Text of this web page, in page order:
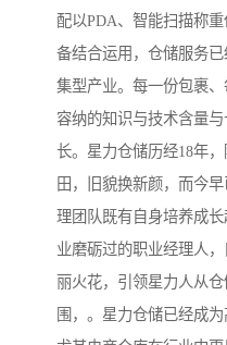
配以PDA、智能扫描称
备结合运用，仓储服务
集型产业。每一份包裹
容纳的知识与技术含量
长。星力仓储历经18年
田，旧貌换新颜，而今
理团队既有自身培养成
业磨砺过的职业经理人
丽火花，引领星力人从
围，。星力仓储已经成